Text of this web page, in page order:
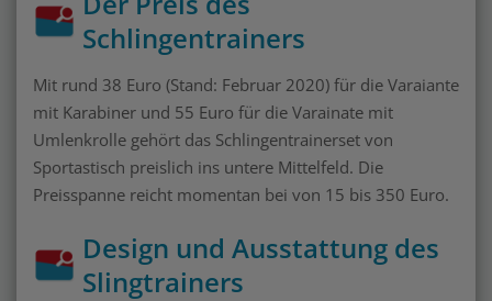
Schlingentrainers
Mit rund 38 Euro (Stand: Februar 2020) für die Varaiante
mit Karabiner und 55 Euro für die Varainate mit
Umlenkrolle gehört das Schlingentrainerset von
Sportastisch preislich ins untere Mittelfeld. Die
Preisspanne reicht momentan bei von 15 bis 350 Euro.
Design und Ausstattung des
Slingtrainers